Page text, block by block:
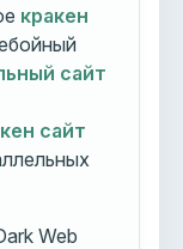
кракен
сайт
сайт
Web